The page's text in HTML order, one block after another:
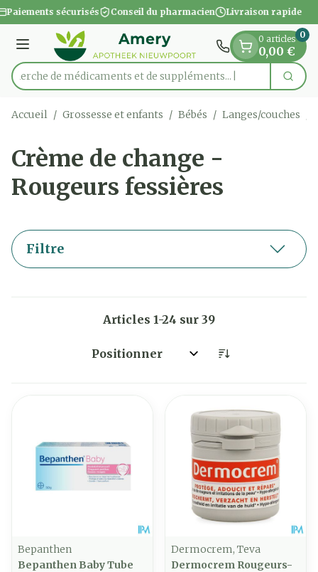
Aller au contenu
1 de 1
Paiements sécurisés Conseil du pharmacien Livraison rapide
Menu
Rechercher
Recherche de médicaments et de sup
0 articles
0,00 €
0
Accueil / Grossesse et enfants / Bébés / Langes/couches
Crème de change -
Rougeurs fessières
Filtre
Articles 1-24 sur 39
Trier par:
Bepanthen
Bepanthen Baby Tube
Dermocrem, Teva
Dermocrem Rougeurs-